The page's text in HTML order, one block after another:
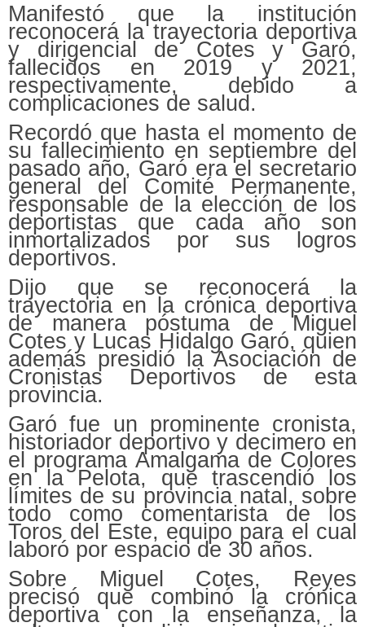
Manifestó que la institución
reconocerá la trayectoria deportiva
y dirigencial de Cotes y Garó,
fallecidos en 2019 y 2021,
respectivamente, debido a
complicaciones de salud.
Recordó que hasta el momento de
su fallecimiento en septiembre del
pasado año, Garó era el secretario
general del Comité Permanente,
responsable de la elección de los
deportistas que cada año son
inmortalizados por sus logros
deportivos.
Dijo que se reconocerá la
trayectoria en la crónica deportiva
de manera póstuma de Miguel
Cotes y Lucas Hidalgo Garó, quien
además presidió la Asociación de
Cronistas Deportivos de esta
provincia.
Garó fue un prominente cronista,
historiador deportivo y decimero en
el programa Amalgama de Colores
en la Pelota, que trascendió los
límites de su provincia natal, sobre
todo como comentarista de los
Toros del Este, equipo para el cual
laboró por espacio de 30 años.
Sobre Miguel Cotes, Reyes
precisó que combinó la crónica
deportiva con la enseñanza, la